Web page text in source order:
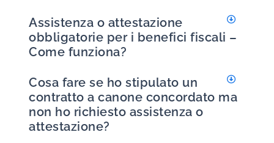
Assistenza o attestazione
obbligatorie per i benefici fiscali –
Come funziona?
Cosa fare se ho stipulato un
contratto a canone concordato ma
non ho richiesto assistenza o
attestazione?